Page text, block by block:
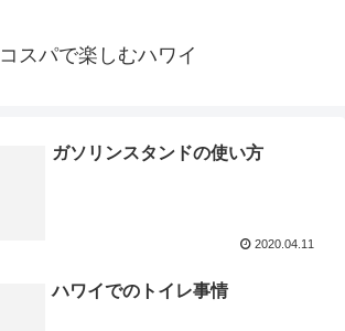
コスパで楽しむハワイ
ガソリンスタンドの使い方
2020.04.11
ハワイでのトイレ事情